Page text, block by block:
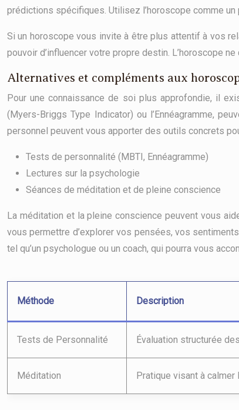
prédictions spécifiques. Utilisez l’horoscope comme
Si un horoscope vous invite à être plus attentif à vos
pouvoir d’influencer votre propre destin. L’horoscope
Alternatives et compléments aux
Pour une connaissance de soi plus approfondie, il
(Myers-Briggs Type Indicator) ou l’Ennéagramme,
personnel peuvent vous apporter des outils concrets
Tests de personnalité (MBTI, Ennéagramme)
Lectures sur la psychologie
Séances de méditation et de pleine conscience
La méditation et la pleine conscience peuvent vous
vous permettre d’explorer vos pensées, vos
tel qu’un psychologue ou un coach, qui pourra vous
Méthode Description
Tests de Personnalité Évaluation structurée
Méditation Pratique visant à calmer